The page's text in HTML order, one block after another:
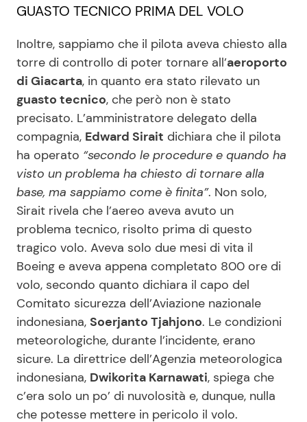
GUASTO TECNICO PRIMA DEL VOLO
Inoltre, sappiamo che il pilota aveva chiesto alla
torre di controllo di poter tornare all’aeroporto
di Giacarta, in quanto era stato rilevato un
guasto tecnico, che però non è stato
precisato. L’amministratore delegato della
compagnia, Edward Sirait dichiara che il pilota
ha operato “secondo le procedure e quando ha
visto un problema ha chiesto di tornare alla
base, ma sappiamo come è finita”. Non solo,
Sirait rivela che l’aereo aveva avuto un
problema tecnico, risolto prima di questo
tragico volo. Aveva solo due mesi di vita il
Boeing e aveva appena completato 800 ore di
volo, secondo quanto dichiara il capo del
Comitato sicurezza dell’Aviazione nazionale
indonesiana, Soerjanto Tjahjono. Le condizioni
meteorologiche, durante l’incidente, erano
sicure. La direttrice dell’Agenzia meteorologica
indonesiana, Dwikorita Karnawati, spiega che
c’era solo un po’ di nuvolosità e, dunque, nulla
che potesse mettere in pericolo il volo.